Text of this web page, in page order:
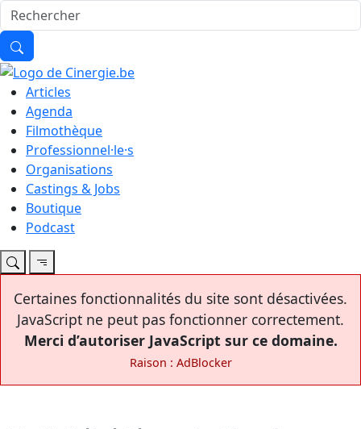
Articles
Agenda
Filmothèque
Professionnel·le·s
Organisations
Castings & Jobs
Boutique
Podcast
Certaines fonctionnalités du site sont désactivées.
JavaScript ne peut pas fonctionner correctement.
Merci d’autoriser JavaScript sur ce domaine.
Raison : AdBlocker